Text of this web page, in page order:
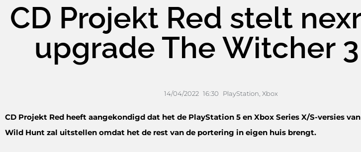
CD Projekt Red stelt
upgrade The Witcher
14/04/2022 16:30 PlayStation, Xbox
CD Projekt Red heeft aangekondigd dat het de PlayStation 5 en Xbox Series X/S-versies
Wild Hunt zal uitstellen omdat het de rest van de portering in eigen huis brengt.